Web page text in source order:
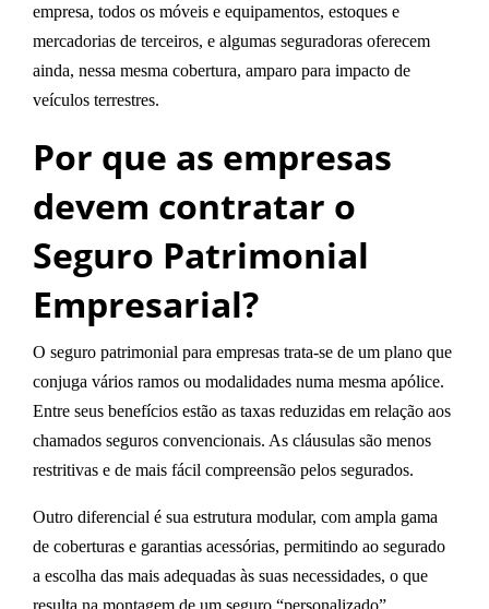
empresa, todos os móveis e equipamentos, estoques e
mercadorias de terceiros, e algumas seguradoras oferecem
ainda, nessa mesma cobertura, amparo para impacto de
veículos terrestres.
Por que as empresas
devem contratar o
Seguro Patrimonial
Empresarial?
O seguro patrimonial para empresas trata-se de um plano que
conjuga vários ramos ou modalidades numa mesma apólice.
Entre seus benefícios estão as taxas reduzidas em relação aos
chamados seguros convencionais. As cláusulas são menos
restritivas e de mais fácil compreensão pelos segurados.
Outro diferencial é sua estrutura modular, com ampla gama
de coberturas e garantias acessórias, permitindo ao segurado
a escolha das mais adequadas às suas necessidades, o que
resulta na montagem de um seguro “personalizado”.